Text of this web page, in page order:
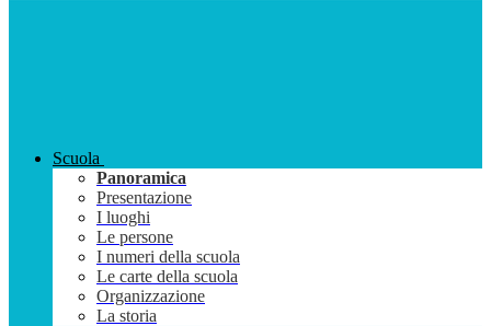
Scuola
Panoramica
Presentazione
I luoghi
Le persone
I numeri della scuola
Le carte della scuola
Organizzazione
La storia